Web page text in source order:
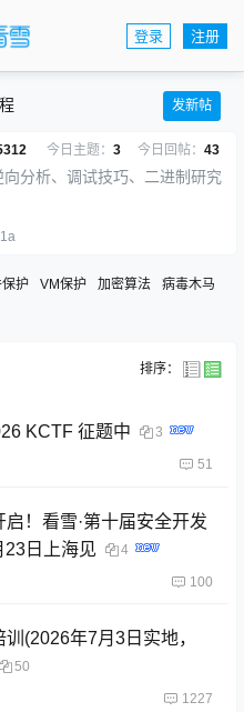
登录 注册
发新帖
今日主题： 3 今日回帖： 43
分析、调试技巧、二进制研究
护 VM保护 加密算法
病毒木马
排序：
KCTF 征题中
3
51
！看雪·第十届安全开发
日上海见
4
100
(2026年7月3日实地，
50
1227